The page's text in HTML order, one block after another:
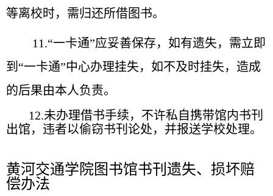
等离校时，需归还所借图书。
11.“一卡通”应妥善保存，如有遗失，需立即
到“一卡通”中心办理挂失，如不及时挂失，造成
的后果由本人负责。
12.未办理借书手续，不许私自携带馆内书刊
出馆，违者以偷窃书刊论处，并报送学校处理。
黄河交通学院图书馆书刊遗失、损坏赔
偿办法